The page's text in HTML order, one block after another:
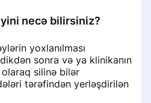
necə bilirsiniz?
yoxlanılması
sonra və ya klinikanın
silinə bilər
tərəfindən yerləşdirilən